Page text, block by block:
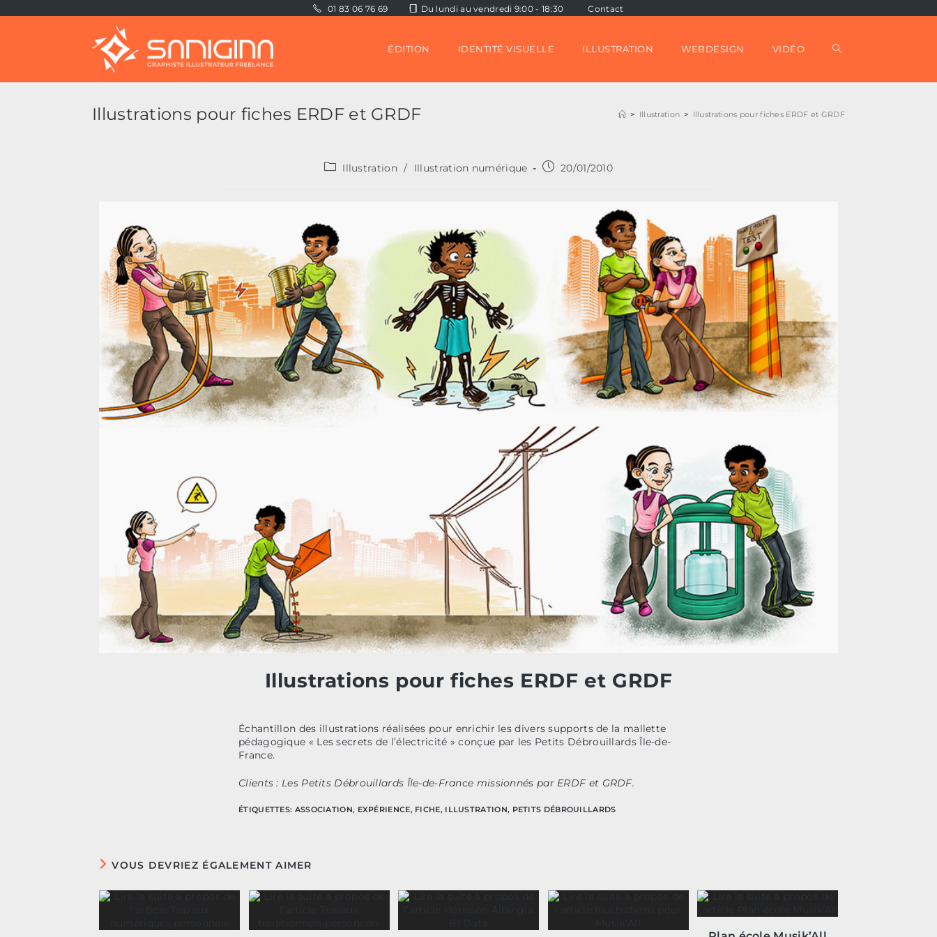
to
01 83 06 76 69 Du lundi au vendredi 9:00 - 18:30 Contact
ÉDITION IDENTITÉ VISUELLE ILLUSTRATION WEBDESIGN VIDÉO TOGGLE
WEBSITE
Illustrations pour fiches ERDF et GRDF > Illustration > Illustrations pour fiches ERDF et GRDF
PostIllustration / Illustration numérique
Publication
20/01/2010
Illustrations pour fiches ERDF et GRDF
Échantillon des illustrations réalisées pour enrichir les divers supports de la mallette
pédagogique « Les secrets de l’électricité » conçue par les Petits Débrouillards Île-de-
France.
Clients : Les Petits Débrouillards Île-de-France missionnés par ERDF et GRDF.
ÉTIQUETTES: ASSOCIATION, EXPÉRIENCE, FICHE, ILLUSTRATION, PETITS DÉBROUILLARDS
VOUS DEVRIEZ ÉGALEMENT AIMER